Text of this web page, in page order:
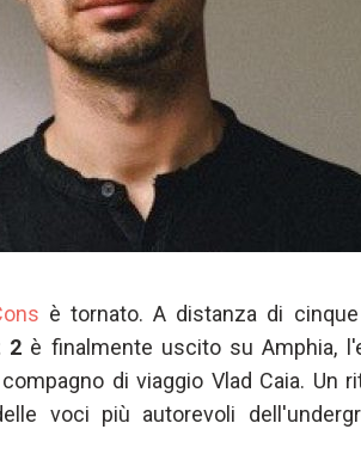
è tornato. A distanza di
2 è finalmente uscito su Amphia,
di viaggio Vlad Caia. Un
voci più autorevoli